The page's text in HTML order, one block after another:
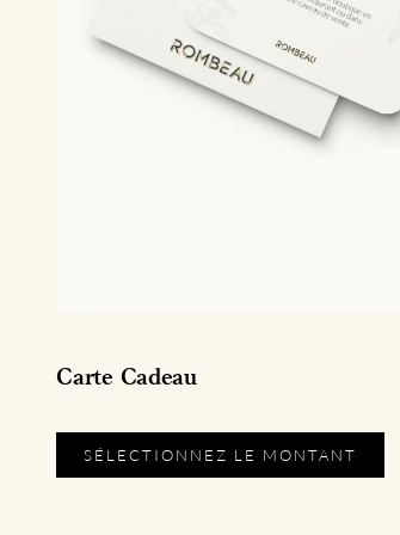
Carte Cadeau
SÉLECTIONNEZ LE MONTANT